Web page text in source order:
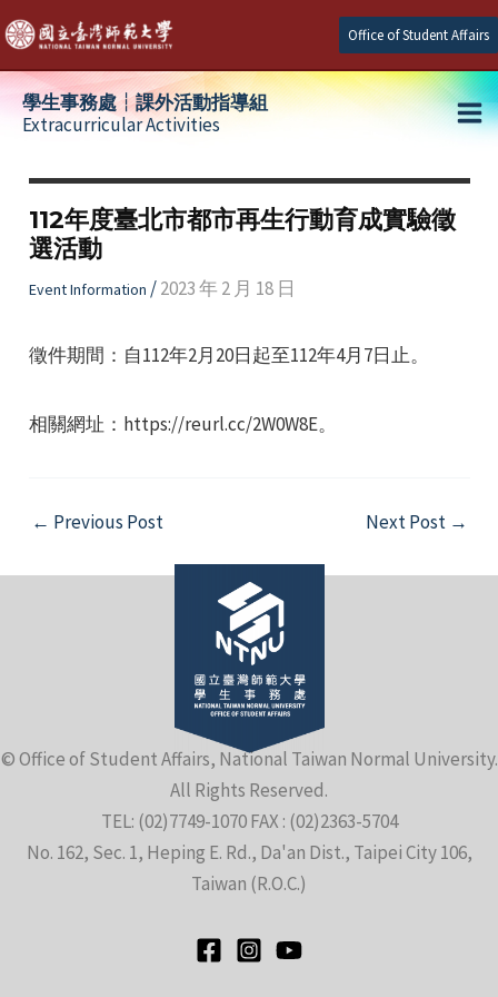
Skip
to
content
Office of Student Affairs
學生事務處┆課外活動指導組
Extracurricular Activities
112年度臺北市都市再生行動育成實驗徵
選活動
Event Information /2023 年 2 月 18 日
徵件期間：自112年2月20日起至112年4月7日止。
相關網址：https://reurl.cc/2W0W8E。
Post
← Previous Post Next Post →
© Office of Student Affairs, National Taiwan Normal University.
All Rights Reserved.
TEL: (02)7749-1070 FAX : (02)2363-5704
No. 162, Sec. 1, Heping E. Rd., Da'an Dist., Taipei City 106,
Taiwan (R.O.C.)